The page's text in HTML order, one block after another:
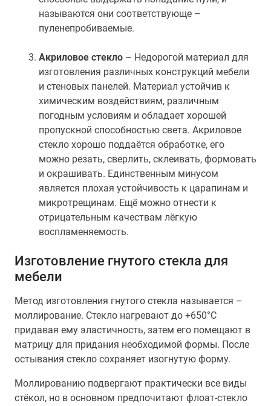
называются они соответствующе –
пуленепробиваемые.
Акриловое стекло – Недорогой материал для
изготовления различных конструкций мебели
и стеновых панелей. Материал устойчив к
химическим воздействиям, различным
погодным условиям и обладает хорошей
пропускной способностью света. Акриловое
стекло хорошо поддаётся обработке, его
можно резать, сверлить, склеивать, формовать
и окрашивать. Единственным минусом
является плохая устойчивость к царапинам и
микротрещинам. Ещё можно отнести к
отрицательным качествам лёгкую
воспламеняемость.
Изготовление гнутого стекла для
мебели
Метод изготовления гнутого стекла называется –
моллирование. Стекло нагревают до +650°С
придавая ему эластичность, затем его помещают в
матрицу для придания необходимой формы. После
остывания стекло сохраняет изогнутую форму.
Моллированию подвергают практически все виды
стёкол, но в основном предпочитают флоат-стекло